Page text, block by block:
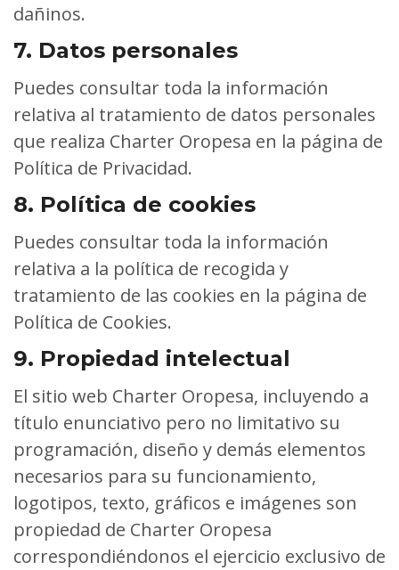
dañinos.
7. Datos personales
Puedes consultar toda la información
relativa al tratamiento de datos personales
que realiza Charter Oropesa en la página de
Política de Privacidad.
8. Política de cookies
Puedes consultar toda la información
relativa a la política de recogida y
tratamiento de las cookies en la página de
Política de Cookies.
9. Propiedad intelectual
El sitio web Charter Oropesa, incluyendo a
título enunciativo pero no limitativo su
programación, diseño y demás elementos
necesarios para su funcionamiento,
logotipos, texto, gráficos e imágenes son
propiedad de Charter Oropesa
correspondiéndonos el ejercicio exclusivo de